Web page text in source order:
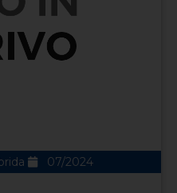
07/2024